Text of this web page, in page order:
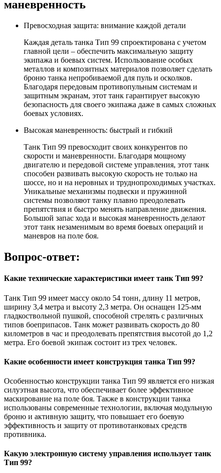
маневренность
Превосходная защита: внимание каждой детали
Каждая деталь танка Тип 99 спроектирована с учетом
главной цели – обеспечить максимальную защиту
экипажа и боевых систем. Использование особых
металлов и композитных материалов позволяет сделать
броню танка непробиваемой для пуль и осколков.
Благодаря передовым противопульным системам и
защитным экранам, этот танк гарантирует высокую
безопасность для своего экипажа даже в самых сложных
боевых условиях.
Высокая маневренность: быстрый и гибкий
Танк Тип 99 превосходит своих конкурентов по
скорости и маневренности. Благодаря мощному
двигателю и передовой системе управления, этот танк
способен развивать высокую скорость не только на
шоссе, но и на неровных и труднопроходимых участках.
Уникальные механизмы подвески и пружинной
системы позволяют танку плавно преодолевать
препятствия и быстро менять направление движения.
Большой запас хода и высокая маневренность делают
этот танк незаменимым во время боевых операций и
маневров на поле боя.
Вопрос-ответ:
Какие технические характеристики имеет танк Тип 99?
Танк Тип 99 имеет массу около 54 тонн, длину 11 метров,
ширину 3,4 метра и высоту 2,3 метра. Он оснащен 125-мм
гладкоствольной пушкой, способной стрелять с различных
типов боеприпасов. Танк может развивать скорость до 80
километров в час и преодолевать препятствия высотой до 1,2
метра. Его боевой экипаж состоит из трех человек.
Какие особенности имеет конструкция танка Тип 99?
Особенностью конструкции танка Тип 99 является его низкая
силуэтная высота, что обеспечивает более эффективное
маскирование на поле боя. Также в конструкции танка
использованы современные технологии, включая модульную
броню и активную защиту, что повышает его боевую
эффективность и защиту от противотанковых средств
противника.
Какую электронную систему управления использует танк
Тип 99?